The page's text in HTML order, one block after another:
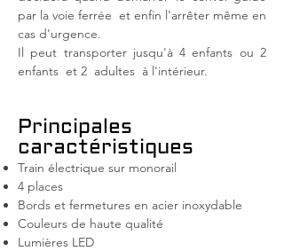
par la voie ferrée et enfin l'arrêter même en
cas d'urgence.
Il peut transporter jusqu'à 4 enfants ou 2
enfants et 2 adultes à l'intérieur.
Principales
caractéristiques
Train électrique sur monorail
4 places
Bords et fermetures en acier inoxydable
Couleurs de haute qualité
Lumières LED